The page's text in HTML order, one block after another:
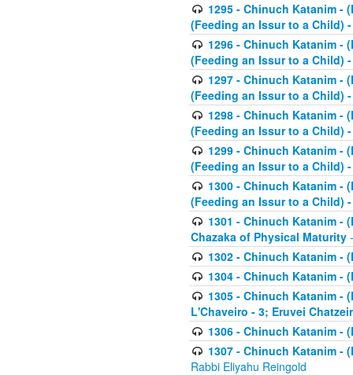
1295 - Chinuch Katanim -
(Feeding an Issur to a Child)
1296 - Chinuch Katanim -
(Feeding an Issur to a Child)
1297 - Chinuch Katanim -
(Feeding an Issur to a Child)
1298 - Chinuch Katanim -
(Feeding an Issur to a Child)
1299 - Chinuch Katanim -
(Feeding an Issur to a Child)
1300 - Chinuch Katanim -
(Feeding an Issur to a Child)
1301 - Chinuch Katanim -
Chazaka of Physical Maturity
1302 - Chinuch Katanim -
1304 - Chinuch Katanim -
1305 - Chinuch Katanim -
L'Chaveiro - 3; Eruvei
1306 - Chinuch Katanim -
1307 - Chinuch Katanim -
Rabbi Eliyahu Reingold